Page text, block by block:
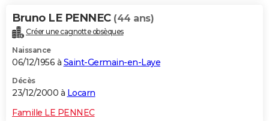
Bruno LE PENNEC (44 ans)
Créer une cagnotte obsèques
Naissance
06/12/1956 à Saint-Germain-en-Laye
Décès
23/12/2000 à Locarn
Famille LE PENNEC